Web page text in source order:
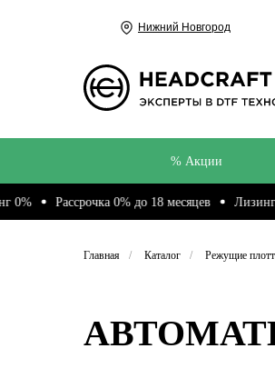
Нижний Новгород
% Акции
Рассрочка 0% до 18 месяцев Лизинг 0%
Главная / Каталог / Режущие